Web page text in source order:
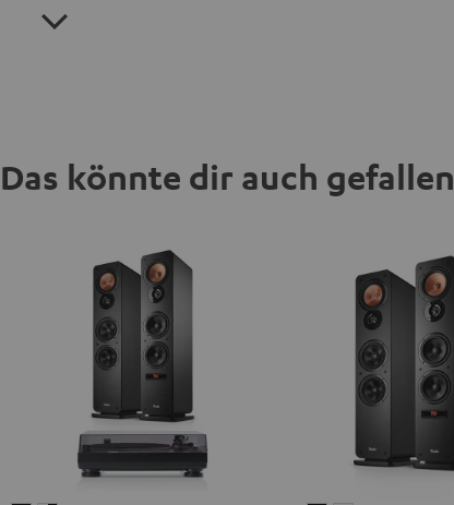
Das könnte dir auch gefallen